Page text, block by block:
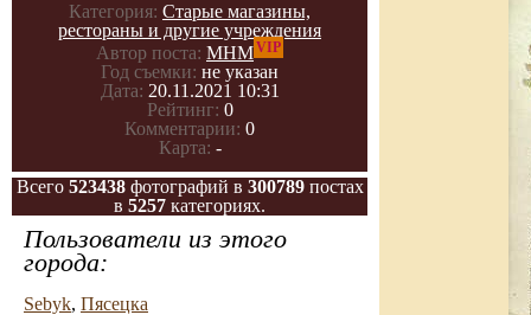
Категория: Старые магазины,
рестораны и другие учреждения
Автор поста: МНМVIP
Год съемки: не указан
Дата: 20.11.2021 10:31
Рейтинг: 0
Комментарии: 0
Карта: -
Всего 523438фотографий в 300789постах
в 5257 категориях.
Пользователи из этого
города:
Sebyk, Пясецка